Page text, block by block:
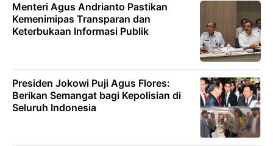
Menteri Agus Andrianto Pastikan
Kemenimipas Transparan dan
Keterbukaan Informasi Publik
Presiden Jokowi Puji Agus Flores:
Berikan Semangat bagi Kepolisian di
Seluruh Indonesia